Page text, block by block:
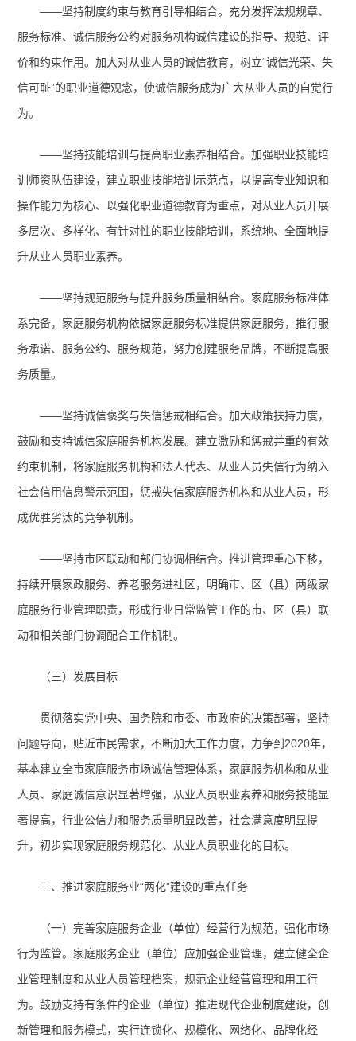
——坚持制度约束与教育引导相结合。 充分发挥法规规章、
服务标准、诚信服务公约对服务机构诚信建设的指导、规范、评
价和约束作用。加大对从业人员的诚信教育，树立“诚信光荣、失
信可耻”的职业道德观念，使诚信服务成为广大从业人员的自觉行
为。
——坚持技能培训与提高职业素养相结合。加强职业技能培
训师资队伍建设，建立职业技能培训示范点，以提高专业知识和
操作能力为核心、以强化职业道德教育为重点，对从业人员开展
多层次、多样化、有针对性的职业技能培训，系统地、全面地提
升从业人员职业素养。
——坚持规范服务与提升服务质量相结合。 家庭服务标准体
系完备，家庭服务机构依据家庭服务标准提供家庭服务，推行服
务承诺、服务公约、服务规范，努力创建服务品牌，不断提高服
务质量。
——坚持诚信褒奖与失信惩戒相结合。加大政策扶持力度，
鼓励和支持诚信家庭服务机构发展。建立激励和惩戒并重的有效
约束机制，将家庭服务机构和法人代表、从业人员失信行为纳入
社会信用信息警示范围，惩戒失信家庭服务机构和从业人员，形
成优胜劣汰的竞争机制。
——坚持市区联动和部门协调相结合。推进管理重心下移，
持续开展家政服务、养老服务进社区，明确市、区（县）两级家
庭服务行业管理职责，形成行业日常监管工作的市、区（县）联
动和相关部门协调配合工作机制。
（三）发展目标
贯彻落实党中央、国务院和市委、市政府的决策部署，坚持
问题导向，贴近市民需求，不断加大工作力度，力争到 2020年，
基本建立全市家庭服务市场诚信管理体系，家庭服务机构和从业
人员、家庭诚信意识显著增强，从业人员职业素养和服务技能显
著提高，行业公信力和服务质量明显改善，社会满意度明显提
升，初步实现家庭服务规范化、从业人员职业化的目标。
三、推进家庭服务业“两化”建设的重点任务
（一）完善家庭服务企业（单位）经营行为规范，强化市场
行为监管。 家庭服务企业（单位）应加强企业管理，建立健全企
业管理制度和从业人员管理档案，规范企业经营管理和用工行
为。鼓励支持有条件的企业（单位）推进现代企业制度建设，创
新管理和服务模式，实行连锁化、规模化、网络化、品牌化经